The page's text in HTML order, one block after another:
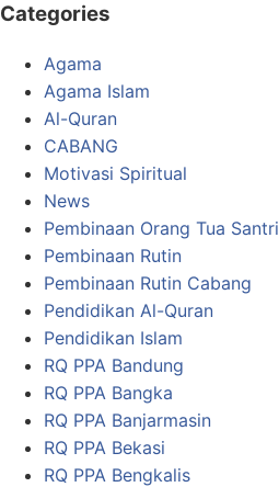
Categories
Agama
Agama Islam
Al-Quran
CABANG
Motivasi Spiritual
News
Pembinaan Orang Tua Santri
Pembinaan Rutin
Pembinaan Rutin Cabang
Pendidikan Al-Quran
Pendidikan Islam
RQ PPA Bandung
RQ PPA Bangka
RQ PPA Banjarmasin
RQ PPA Bekasi
RQ PPA Bengkalis